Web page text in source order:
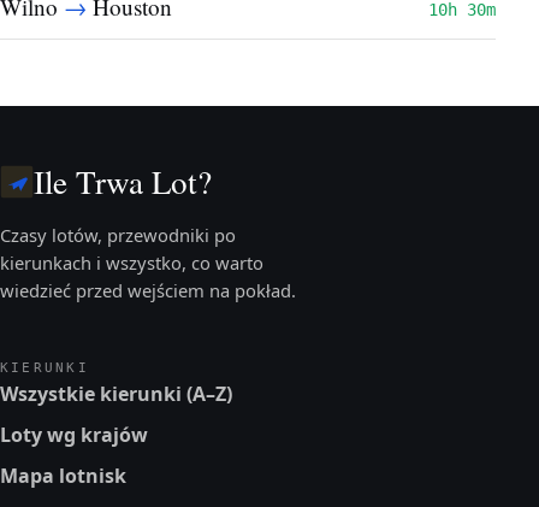
Wilno Houston 10h 30m
Ile Trwa Lot?
Czasy lotów, przewodniki po
kierunkach i wszystko, co warto
wiedzieć przed wejściem na pokład.
KIERUNKI
Wszystkie kierunki (A–Z)
Loty wg krajów
Mapa lotnisk